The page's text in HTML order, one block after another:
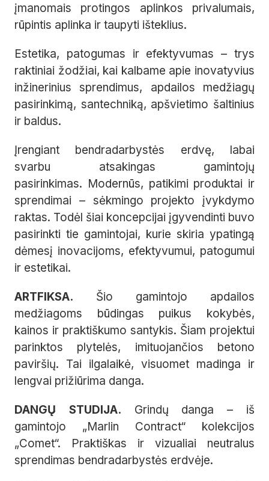
įmanomais protingos aplinkos privalumais,
rūpintis aplinka ir taupyti išteklius.
Estetika, patogumas ir efektyvumas – trys
raktiniai žodžiai, kai kalbame apie inovatyvius
inžinerinius sprendimus, apdailos medžiagų
pasirinkimą, santechniką, apšvietimo šaltinius
ir baldus.
Įrengiant bendradarbystės erdvę, labai
svarbu atsakingas gamintojų
pasirinkimas. Modernūs, patikimi produktai ir
sprendimai – sėkmingo projekto įvykdymo
raktas. Todėl šiai koncepcijai įgyvendinti buvo
pasirinkti tie gamintojai, kurie skiria ypatingą
dėmesį inovacijoms, efektyvumui, patogumui
ir estetikai.
ARTFIKSA. Šio gamintojo apdailos
medžiagoms būdingas puikus kokybės,
kainos ir praktiškumo santykis. Šiam projektui
parinktos plytelės, imituojančios betono
paviršių. Tai ilgalaikė, visuomet madinga ir
lengvai prižiūrima danga.
DANGŲ STUDIJA. Grindų danga – iš
gamintojo „Marlin Contract“ kolekcijos
„Comet“. Praktiškas ir vizualiai neutralus
sprendimas bendradarbystės erdvėje.